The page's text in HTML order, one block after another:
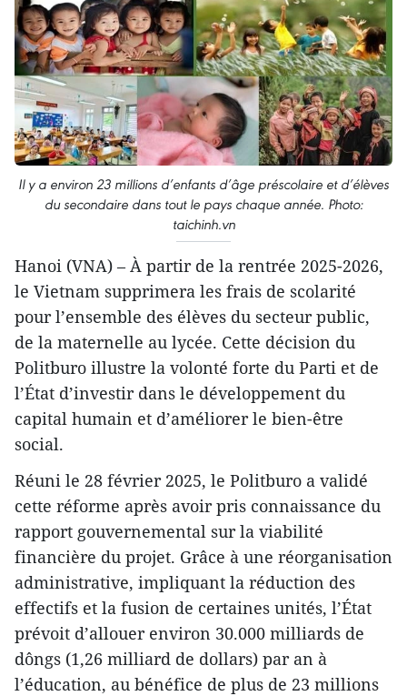
Il y a environ 23 millions d’enfants d’âge préscolaire et d’élèves
du secondaire dans tout le pays chaque année. Photo:
taichinh.vn
Hanoi (VNA) – À partir de la rentrée 2025-2026,
le Vietnam supprimera les frais de scolarité
pour l’ensemble des élèves du secteur public,
de la maternelle au lycée. Cette décision du
Politburo illustre la volonté forte du Parti et de
l’État d’investir dans le développement du
capital humain et d’améliorer le bien-être
social.
Réuni le 28 février 2025, le Politburo a validé
cette réforme après avoir pris connaissance du
rapport gouvernemental sur la viabilité
financière du projet. Grâce à une réorganisation
administrative, impliquant la réduction des
effectifs et la fusion de certaines unités, l’État
prévoit d’allouer environ 30.000 milliards de
dôngs (1,26 milliard de dollars) par an à
l’éducation, au bénéfice de plus de 23 millions